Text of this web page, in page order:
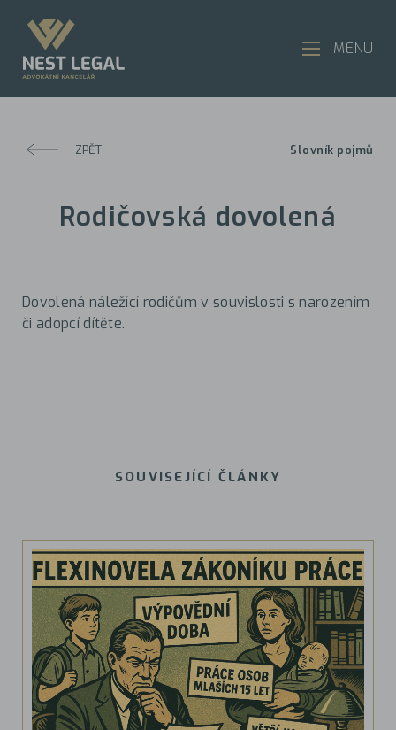
ZPĚT Slovník pojmů
Rodičovská dovolená
Dovolená náležící rodičům v souvislosti s narozením
či adopcí dítěte.
SOUVISEJÍCÍ ČLÁNKY
MENU